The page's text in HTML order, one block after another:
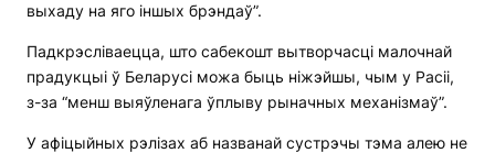
выхаду на яго іншых брэндаў”.
Падкрэсліваецца, што сабекошт вытворчасці малочнай
прадукцыі ў Беларусі можа быць ніжэйшы, чым у Расіі,
з-за “менш выяўленага ўплыву рыначных механізмаў”.
У афіцыйных рэлізах аб названай сустрэчы тэма алею не